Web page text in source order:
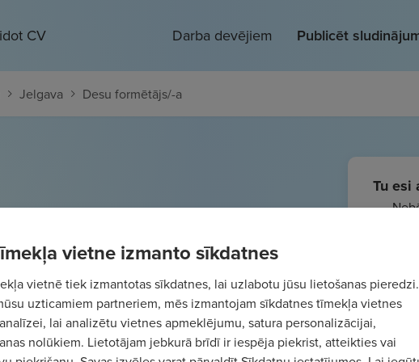
CV Darba devējiem Publicēt
Jelgava Desu formētājs/-a
a
€/mēn.Bruto
Tu esi
vietne izmanto sīkdatnes
vietnē tiek izmantotas sīkdatnes, lai uzlabotu jūsu lietošanas pieredzi.
uzticamiem partneriem, mēs izmantojam sīkdatnes tīmekļa vietnes
lai analizētu vietnes apmeklējumu, satura personalizācijai,
nolūkiem. Lietotājam jebkurā brīdī ir iespēja piekrist, atteikties vai